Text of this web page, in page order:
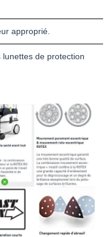
approprié.
lunettes de protection